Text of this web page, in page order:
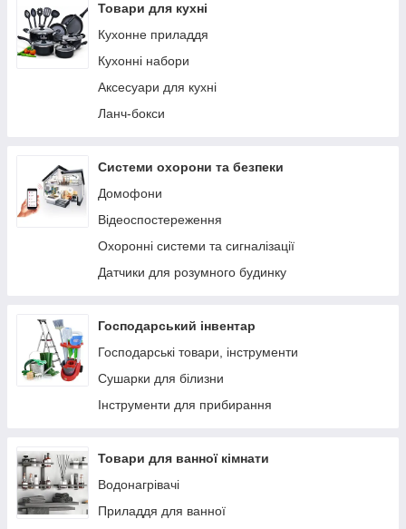
Товари для кухні
Кухонне приладдя
Кухонні набори
Аксесуари для кухні
Ланч-бокси
Системи охорони та безпеки
Домофони
Відеоспостереження
Охоронні системи та сигналізації
Датчики для розумного будинку
Господарський інвентар
Господарські товари, інструменти
Сушарки для білизни
Інструменти для прибирання
Товари для ванної кімнати
Водонагрівачі
Приладдя для ванної